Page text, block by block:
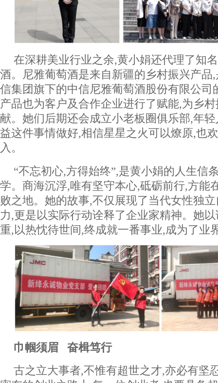
在深耕美业行业之余,黄小娟还代理了知
酒。尼雅葡萄酒是来自新疆的乡村振兴产
信集团旗下的中信尼雅葡萄酒股份有限公司
产品也为客户及合作企业进行了赋能,为乡
献。她们后期还会成立小老板圈俱乐部,年
益这件事情做好,相信星星之火可以燎原,也
入。
“不忘初心,方得始终”,是黄小娟的人生信
学。商海沉浮,唯有坚守本心,砥砺前行,方能
败之地。她的故事,不仅展现了当代女性独
力,更是以实际行动诠释了企业家精神。她
重,以热忱待世间,终成就一番事业,成为了业
巾帼须眉 奋楫笃行
古之立大事者,不惟有超世之才,亦必有坚